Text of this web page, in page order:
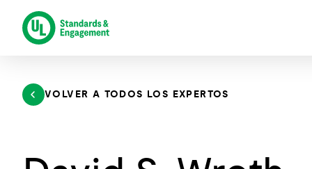
contenido
VOLVER A TODOS LOS EXPERTOS